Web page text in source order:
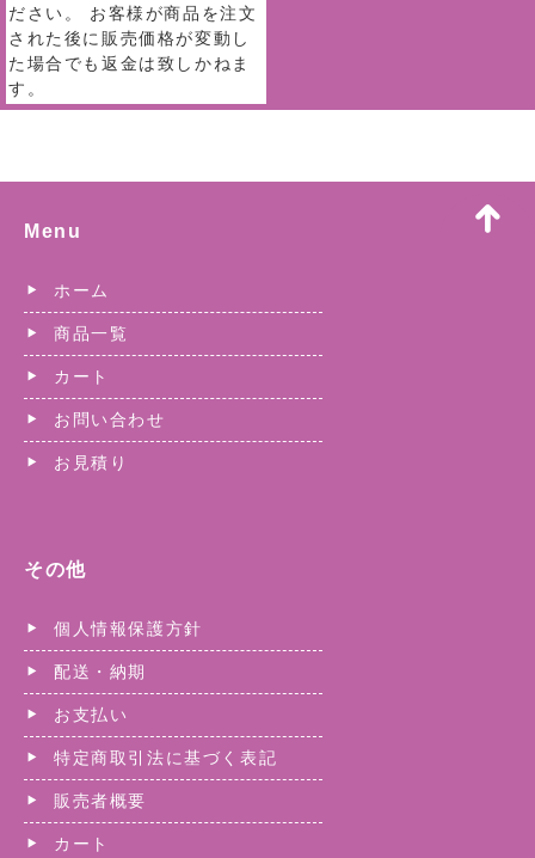
ださい。 お客様が商品を注文
された後に販売価格が変動し
た場合でも返金は致しかねま
す。
Menu
ホーム
商品一覧
カート
お問い合わせ
お見積り
その他
個人情報保護方針
配送・納期
お支払い
特定商取引法に基づく表記
販売者概要
カート